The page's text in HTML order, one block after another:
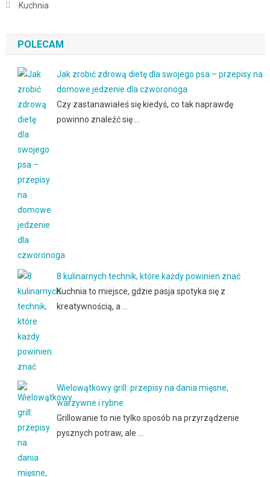
Kuchnia
POLECAM
Jak zrobić zdrową dietę dla swojego psa – przepisy na
domowe jedzenie dla czworonoga
Czy zastanawiałeś się kiedyś, co tak naprawdę
powinno znaleźć się …
8 kulinarnych technik, które każdy powinien znać
Kuchnia to miejsce, gdzie pasja spotyka się z
kreatywnością, a …
Wielowątkowy grill: przepisy na dania mięsne,
warzywne i rybne
Grillowanie to nie tylko sposób na przyrządzenie
pysznych potraw, ale …